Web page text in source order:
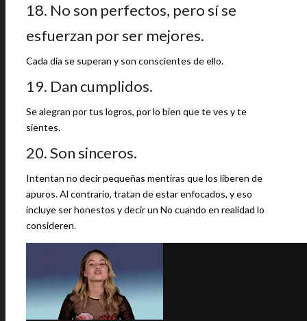
18. No son perfectos, pero sí se
esfuerzan por ser mejores.
Cada día se superan y son conscientes de ello.
19. Dan cumplidos.
Se alegran por tus logros, por lo bien que te ves y te
sientes.
20. Son sinceros.
Intentan no decir pequeñas mentiras que los liberen de
apuros. Al contrario, tratan de estar enfocados, y eso
incluye ser honestos y decir un No cuando en realidad lo
consideren.